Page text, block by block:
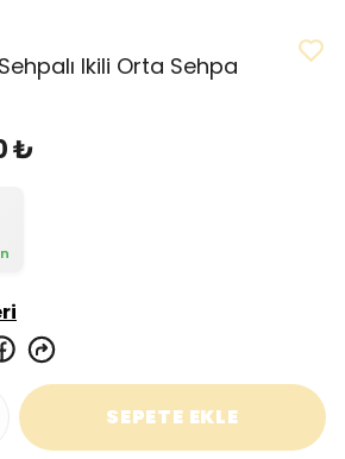
Ikili Orta Sehpa
₺
SEPETE EKLE